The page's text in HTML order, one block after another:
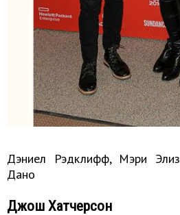
Дэниел Рэдклифф, Мэри
Дано
Джош Хатчерсон